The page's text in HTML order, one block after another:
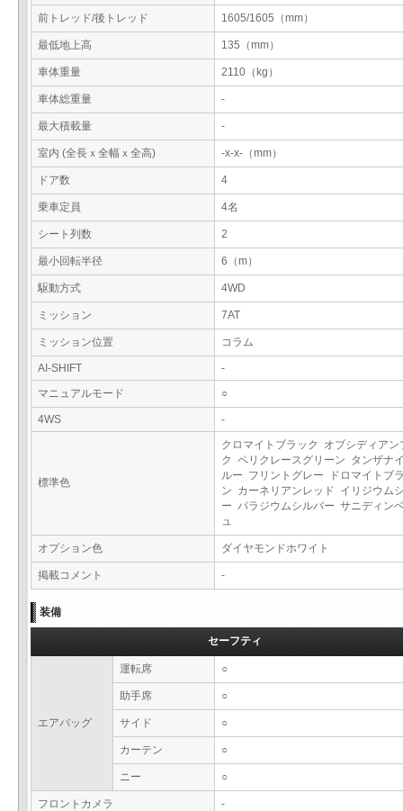
前トレッド/後トレッド 1605/1605（mm）
最低地上高 135（mm）
車体重量 2110（kg）
車体総重量 -
最大積載量 -
室内 (全長ｘ全幅ｘ全高) -x-x-（mm）
ドア数 4
乗車定員 4名
シート列数 2
最小回転半径 6（m）
駆動方式 4WD
ミッション 7AT
ミッション位置 コラム
AI-SHIFT
-
マニュアルモード
○
4WS -
標準色
クロマイトブラック オブシディアン
ク ペリクレースグリーン タンザナ
ルー フリントグレー ドロマイトブ
ン カーネリアンレッド イリジウム
ー パラジウムシルバー サニディン
ュ
オプション色 ダイヤモンドホワイト
掲載コメント -
装備
セーフティ
エアバッグ
運転席 ○
助手席 ○
サイド ○
カーテン ○
ニー ○
フロントカメラ -